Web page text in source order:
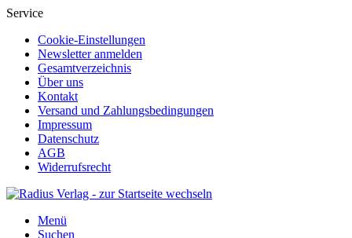
Service
Cookie-Einstellungen
Newsletter anmelden
Gesamtverzeichnis
Über uns
Kontakt
Versand und Zahlungsbedingungen
Impressum
Datenschutz
AGB
Widerrufsrecht
Menü
Suchen